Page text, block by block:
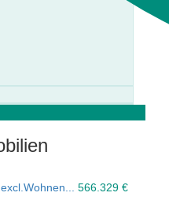
566.329 €